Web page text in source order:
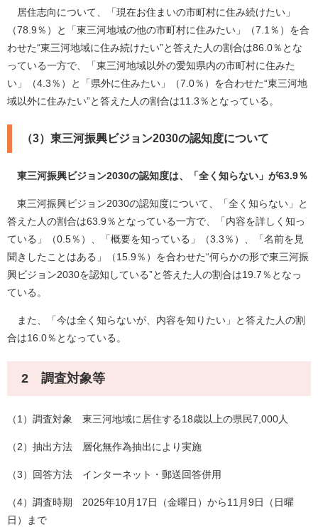
居住志向について、「現在お住まいの市町村に住み続けたい」
（78.9％）と「東三河地域の他の市町村に住みたい」（7.1％）を合
わせた“東三河地域に住み続けたい”と答えた人の割合は86.0％とな
っている一方で、「東三河地域以外の愛知県内の市町村に住みた
い」（4.3％）と「県外に住みたい」（7.0％）を合わせた“東三河地
域以外に住みたい”と答えた人の割合は11.3％となっている。
（3）東三河振興ビジョン2030の認知度について
東三河振興ビジョン2030の認知度は、「全く知らない」が63.9％
東三河振興ビジョン2030の認知度について、「全く知らない」と
答えた人の割合は63.9％となっている一方で、「内容を詳しく知っ
ている」（0.5％）、「概要を知っている」（3.3％）、「名前を見
聞きしたことはある」（15.9％）を合わせた“何らかの形で東三河振
興ビジョン2030を認知している”と答えた人の割合は19.7％となっ
ている。
また、「今は全く知らないが、内容を知りたい」と答えた人の割
合は16.0％となっている。
2 調査対象等
（1）調査対象 東三河地域に居住する18歳以上の県民7,000人
（2）抽出方法 層化無作為抽出により実施
（3）回答方法 インターネット・郵送回答併用
（4）調査時期 2025年10月17日（金曜日）から11月9日（日曜
日）まで